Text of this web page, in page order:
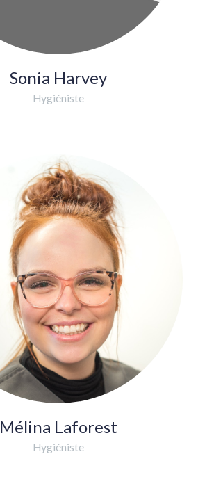
Sonia Harvey
Hygiéniste
Mélina Laforest
Hygiéniste